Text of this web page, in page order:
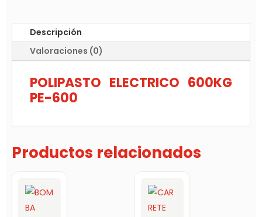
Descripción
Valoraciones (0)
POLIPASTO ELECTRICO 600KG
PE-600
Productos relacionados